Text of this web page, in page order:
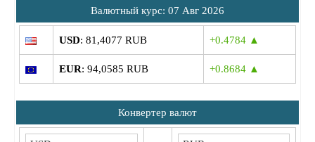
Bалютный курс: 07 Авг 2026
USD: 81,4077 RUB +0.4784 ▲
EUR: 94,0585 RUB +0.8684 ▲
Конвертер валют